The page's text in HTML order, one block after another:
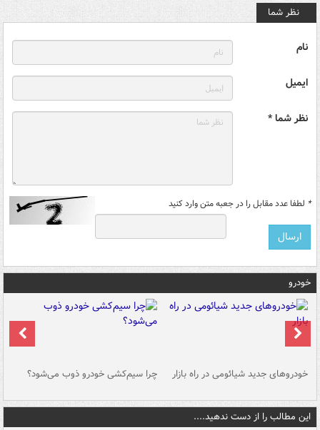
نظر شما
نام
ایمیل
نظر شما *
* لطفا عدد مقابل را در جعبه متن وارد کنید
خودرو
خودروهای جدید شیائومی در راه بازار چرا سیم‌کشی خودرو ذوب می‌شود؟
این مطالب را از دست ندهید....